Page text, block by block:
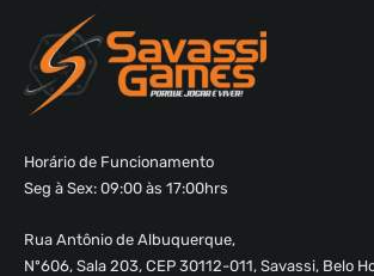
Horário de Funcionamento
Seg à Sex: 09:00 às 17:00hrs
Rua Antônio de Albuquerque,
Nº606, Sala 203, CEP 30112-011, Savassi, Belo